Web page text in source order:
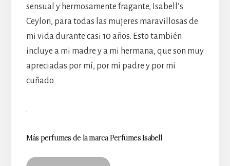
sensual y hermosamente fragante, Isabell’s
Ceylon, para todas las mujeres maravillosas de
mi vida durante casi 10 años. Esto también
incluye a mi madre y a mi hermana, que son muy
apreciadas por mí, por mi padre y por mi
cuñado
.
Más perfumes de la marca Perfumes Isabell